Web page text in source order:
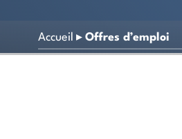
Accueil ▸ Offres d’emploi